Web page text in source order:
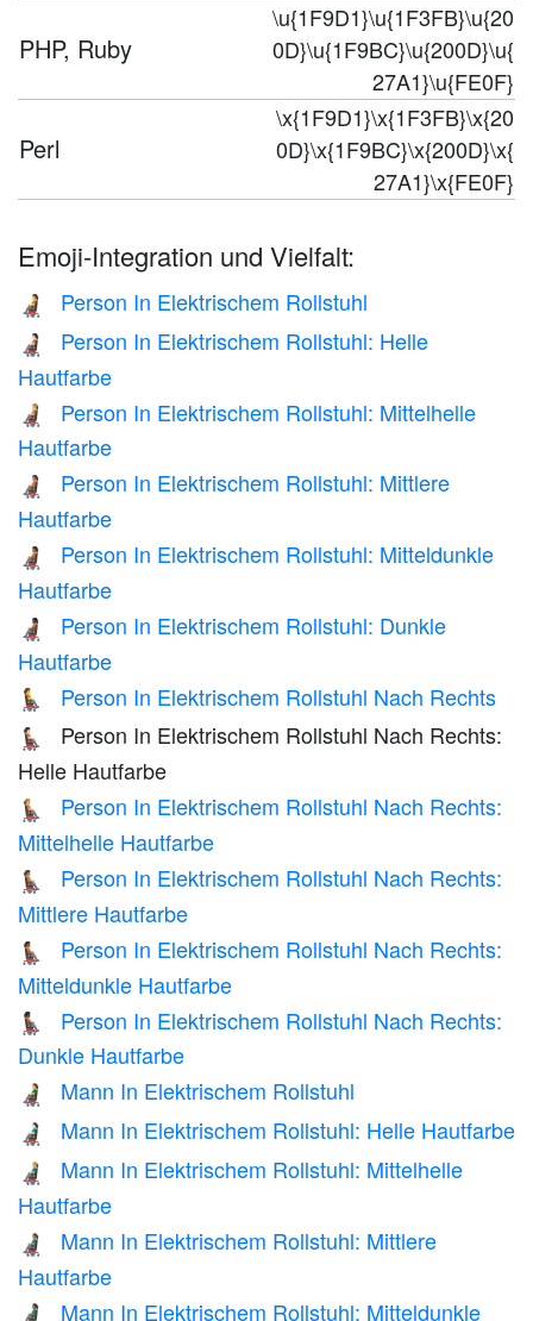
PHP, Ruby
\u{1F9D1}\u{1F3FB}\u{20
0D}\u{1F9BC}\u{200D}\u{
27A1}\u{FE0F}
Perl
\x{1F9D1}\x{1F3FB}\x{20
0D}\x{1F9BC}\x{200D}\x{
27A1}\x{FE0F}
Emoji-Integration und Vielfalt:
🧑‍🦼 Person In Elektrischem Rollstuhl
🧑🏻‍🦼
Person In Elektrischem Rollstuhl: Helle
Hautfarbe
🧑🏼‍🦼
Person In Elektrischem Rollstuhl: Mittelhelle
Hautfarbe
🧑🏽‍🦼
Person In Elektrischem Rollstuhl: Mittlere
Hautfarbe
🧑🏾‍🦼
Person In Elektrischem Rollstuhl: Mitteldunkle
Hautfarbe
🧑🏿‍🦼
Person In Elektrischem Rollstuhl: Dunkle
Hautfarbe
🧑‍🦼‍➡️ Person In Elektrischem Rollstuhl Nach Rechts
🧑🏻‍🦼‍➡️
Person In Elektrischem Rollstuhl Nach Rechts:
Helle Hautfarbe
🧑🏼‍🦼‍➡️
Person In Elektrischem Rollstuhl Nach Rechts:
Mittelhelle Hautfarbe
🧑🏽‍🦼‍➡️
Person In Elektrischem Rollstuhl Nach Rechts:
Mittlere Hautfarbe
🧑🏾‍🦼‍➡️
Person In Elektrischem Rollstuhl Nach Rechts:
Mitteldunkle Hautfarbe
🧑🏿‍🦼‍➡️
Person In Elektrischem Rollstuhl Nach Rechts:
Dunkle Hautfarbe
👨‍🦼 Mann In Elektrischem Rollstuhl
👨🏻‍🦼 Mann In Elektrischem Rollstuhl: Helle Hautfarbe
👨🏼‍🦼
Mann In Elektrischem Rollstuhl: Mittelhelle
Hautfarbe
👨🏽‍🦼
Mann In Elektrischem Rollstuhl: Mittlere
Hautfarbe
👨🏾‍🦼 Mann In Elektrischem Rollstuhl: Mitteldunkle